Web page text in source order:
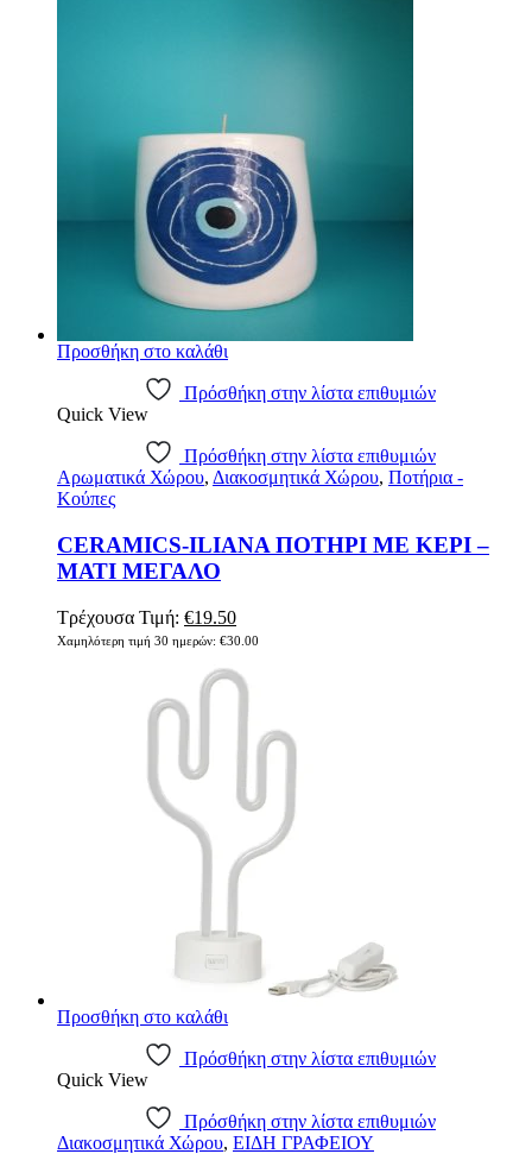
Προσθήκη στο καλάθι
Πρόσθήκη στην λίστα επιθυμιών
Quick View
Πρόσθήκη στην λίστα επιθυμιών
Αρωματικά Χώρου, Διακοσμητικά Χώρου, Ποτήρια -
Κούπες
CERAMICS-ILIANA ΠΟΤΗΡΙ ΜΕ ΚΕΡΙ –
ΜΑΤΙ ΜΕΓΑΛΟ
Τρέχουσα Τιμή: €19.50
Χαμηλότερη τιμή 30 ημερών: €30.00
Προσθήκη στο καλάθι
Πρόσθήκη στην λίστα επιθυμιών
Quick View
Πρόσθήκη στην λίστα επιθυμιών
Διακοσμητικά Χώρου, ΕΙΔΗ ΓΡΑΦΕΙΟΥ